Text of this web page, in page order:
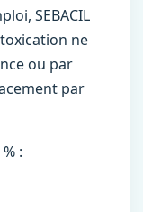
SEBACIL
ne
ou par
par
: